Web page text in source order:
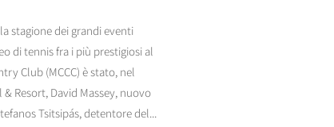
stagione dei grandi eventi
di tennis fra i più prestigiosi al
Club (MCCC) è stato, nel
Resort, David Massey, nuovo
Tsitsipás, detentore del...